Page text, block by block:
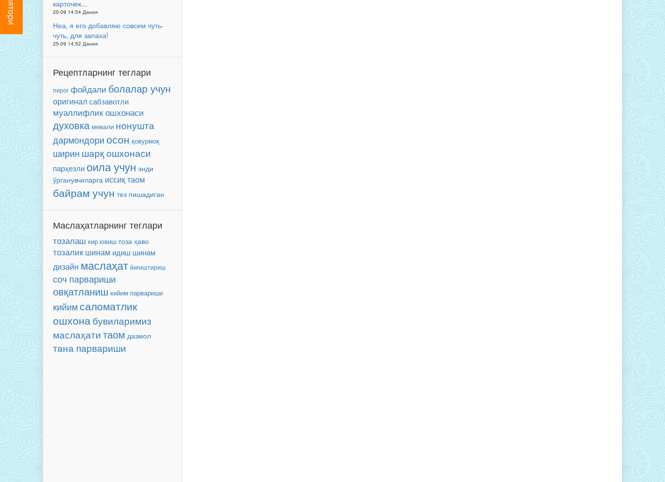
карточек...
25-09 14:54 Дания
Неа, я его добавляю совсем чуть-
чуть, для запаха!
25-09 14:52 Дания
Рецептларнинг теглари
пирог фойдали болалар учун
оригиналсабзавотли
муаллифлик ошхонаси
духовка мевали нонушта
дармондори осон қовурмоқ
ширин шарқ ошхонаси
парҳезли оила учун энди
ўрганувчиларга иссиқ таом
байрам учун тез пишадиган
Маслаҳатларнинг теглари
тозалаш кир ювиш тоза ҳаво
тозалик шинам идиш шинам
дизайн маслаҳат йиғиштириш
соч парвариши
овқатланиш кийим парвариши
кийим саломатлик
ошхонабувиларимиз
маслаҳатитаом дазмол
тана парвариши